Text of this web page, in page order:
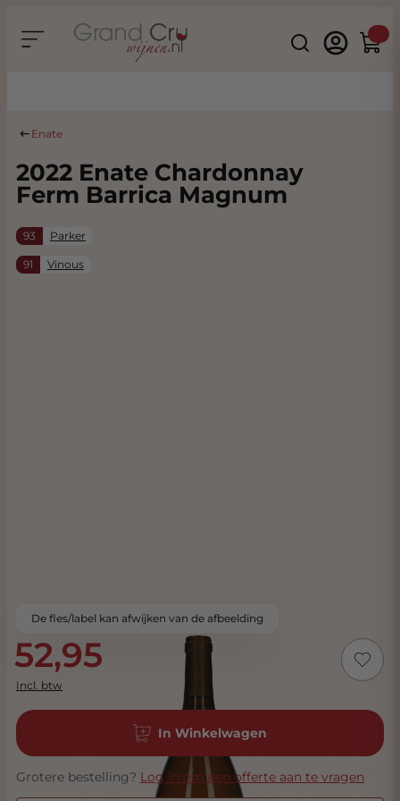
Search
Enate
2022 Enate Chardonnay
Ferm Barrica Magnum
De fles/label kan afwijken van de afbeelding
93 Parker
91 Vinous
52,95
Incl. btw
In Winkelwagen
Grotere bestelling? Log in om een offerte aan te vragen